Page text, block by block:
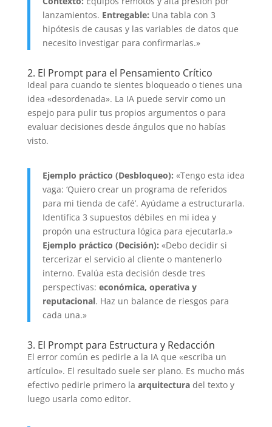
lanzamientos. Entregable: Una tabla con 3
hipótesis de causas y las variables de datos que
necesito investigar para confirmarlas.»
2. El Prompt para el Pensamiento Crítico
Ideal para cuando te sientes bloqueado o tienes una
idea «desordenada». La IA puede servir como un
espejo para pulir tus propios argumentos o para
evaluar decisiones desde ángulos que no habías
visto.
Ejemplo práctico (Desbloqueo): «Tengo esta idea
vaga: ‘Quiero crear un programa de referidos
para mi tienda de café’. Ayúdame a estructurarla.
Identifica 3 supuestos débiles en mi idea y
propón una estructura lógica para ejecutarla.»
Ejemplo práctico (Decisión): «Debo decidir si
tercerizar el servicio al cliente o mantenerlo
interno. Evalúa esta decisión desde tres
perspectivas: económica, operativa y
reputacional. Haz un balance de riesgos para
cada una.»
3. El Prompt para Estructura y Redacción
El error común es pedirle a la IA que «escriba un
artículo». El resultado suele ser plano. Es mucho más
efectivo pedirle primero la arquitecturadel texto y
luego usarla como editor.